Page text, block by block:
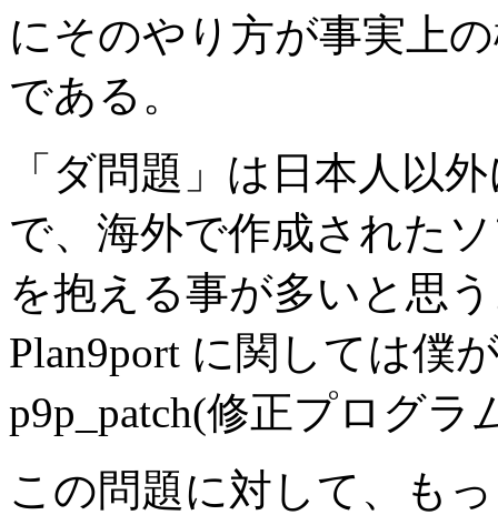
にそのやり方が事実上
である。
「ダ問題」は日本人以
で、海外で作成された
を抱える事が多いと思
Plan9port に関しては僕
p9p_patch(修正プログ
この問題に対して、も